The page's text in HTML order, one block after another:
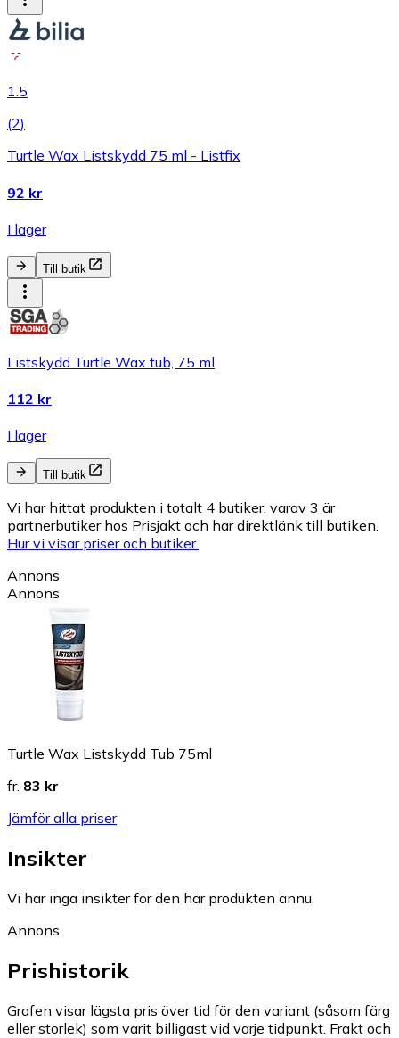
1.5
(2)
Turtle Wax Listskydd 75 ml - Listfix
92 kr
I lager
Till butik
Listskydd Turtle Wax tub, 75 ml
112 kr
I lager
Till butik
Vi har hittat produkten i totalt 4 butiker, varav 3 är
partnerbutiker hos Prisjakt och har direktlänk till butiken.
Hur vi visar priser och butiker.
Annons
Annons
Turtle Wax Listskydd Tub 75ml
fr. 83 kr
Jämför alla priser
Insikter
Vi har inga insikter för den här produkten ännu.
Annons
Prishistorik
Grafen visar lägsta pris över tid för den variant (såsom färg
eller storlek) som varit billigast vid varje tidpunkt. Frakt och